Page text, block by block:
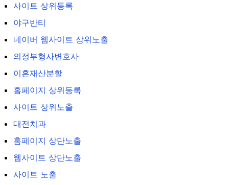
사이트 상위등록
야구반티
네이버 웹사이트 상위노출
의정부형사변호사
이혼재산분할
홈페이지 상위등록
사이트 상위노출
대전치과
홈페이지 상단노출
웹사이트 상단노출
사이트 노출